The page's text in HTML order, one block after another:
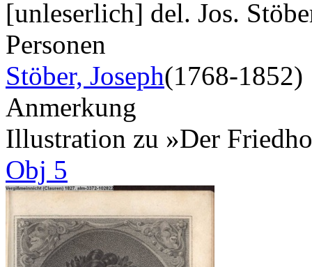
[unleserlich] del. Jos.
Personen
Stöber, Joseph(1768-1852)
Anmerkung
Illustration zu »Der
Obj 5